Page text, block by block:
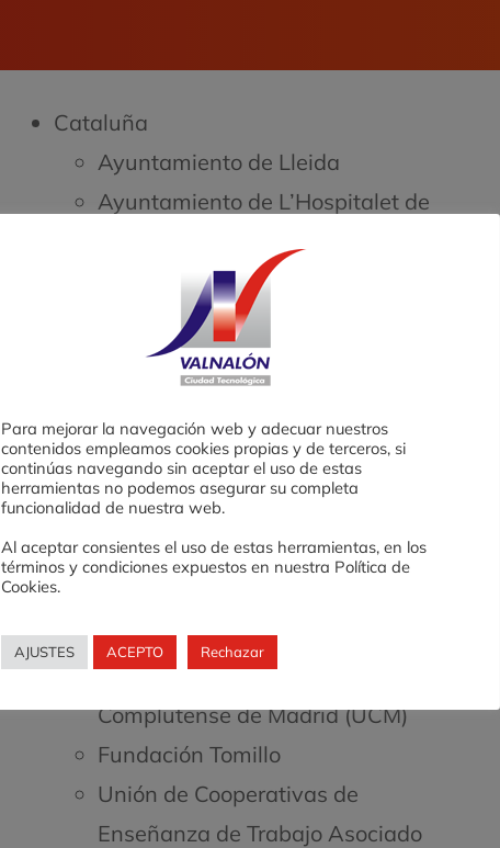
Cataluña
Ayuntamiento de Lleida
Ayuntamiento de L’Hospitalet de
Ayuntamiento de Sant Adrià de
Diputación de Barcelona
Fundación Corresponsables
Fundación del Mon Rural
Fundación Princesa de Girona
Comunidad de Madrid
Fundación Universidad Empresa
Fundación General Universidad
Complutense de Madrid (UCM)
Fundación Tomillo
Unión de Cooperativas de
Enseñanza de Trabajo Asociado
Para mejorar la navegación web y adecuar nuestros
contenidos empleamos cookies propias y de terceros, si
continúas navegando sin aceptar el uso de estas
herramientas no podemos asegurar su completa
funcionalidad de nuestra web.
Al aceptar consientes el uso de estas herramientas, en los
términos y condiciones expuestos en nuestra Política de
Cookies.
AJUSTES ACEPTO Rechazar